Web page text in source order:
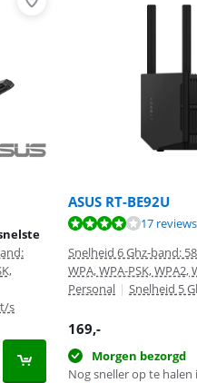
reviews.
s
ASUS RT-BE92U
17 reviews
Snelheid 6 Ghz-band:
WPA, WPA-PSK, WPA2,
Personal | Snelheid 5
169,-
Morgen bezorgd
Nog sneller op te halen